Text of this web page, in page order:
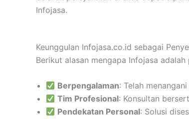
Infojasa.
Keunggulan Infojasa.co.id sebagai
Berikut alasan mengapa Infojasa
Berpengalaman: Telah
Tim Profesional: Konsultan
Pendekatan Personal: Solusi